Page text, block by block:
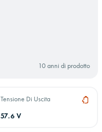
10 anni di prodotto
Tensione Di Uscita
57.6 V